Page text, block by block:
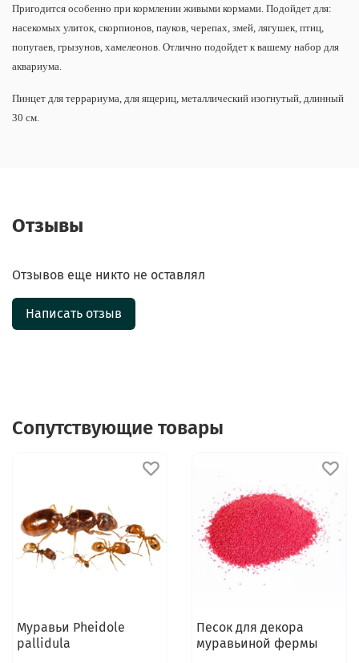
Пригодится особенно при кормлении живыми кормами. Подойдет для:
насекомых улиток, скорпионов, пауков, черепах, змей, лягушек, птиц,
попугаев, грызунов, хамелеонов. Отлично подойдет к вашему набор для
аквариума.
Пинцет для террариума, для ящериц, металлический изогнутый, длинный
30 см.
Отзывы
Отзывов еще никто не оставлял
Написать отзыв
Сопутствующие товары
Муравьи Pheidole
pallidula
Песок для декора
муравьиной фермы